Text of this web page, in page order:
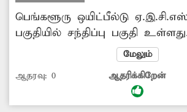
பெங்களூரு ஒயிட்பீல்டு
பகுதியில் சந்திப்பு பகுதி
பகுதியில் அடிக்கடி போக்குவரத்து
ஏற்படுகிறது. இதனால் வாகன
பாதிக்கப்படுகின்றனர். எனவே
போக்குவரத்து பாதிப்பு ஏற்படாத
மேலும்
ஆதரவு: 0 ஆதரிக்கிறேன்